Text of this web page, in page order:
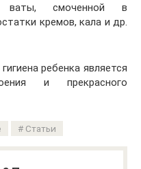
ваты, смоченной в
кремов, кала и др.
ребенка является
и прекрасного
Статьи